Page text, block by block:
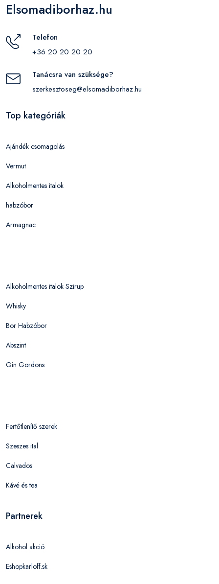
Elsomadiborhaz.hu
Telefon
+36 20 20 20 20
Tanácsra van szüksége?
szerkesztoseg@elsomadiborhaz.hu
Top kategóriák
Ajándék csomagolás
Vermut
Alkoholmentes italok
habzóbor
Armagnac
Alkoholmentes italok Szirup
Whisky
Bor Habzóbor
Abszint
Gin Gordons
Fertőtlenítő szerek
Szeszes ital
Calvados
Kávé és tea
Partnerek
Alkohol akció
Eshopkarloff.sk